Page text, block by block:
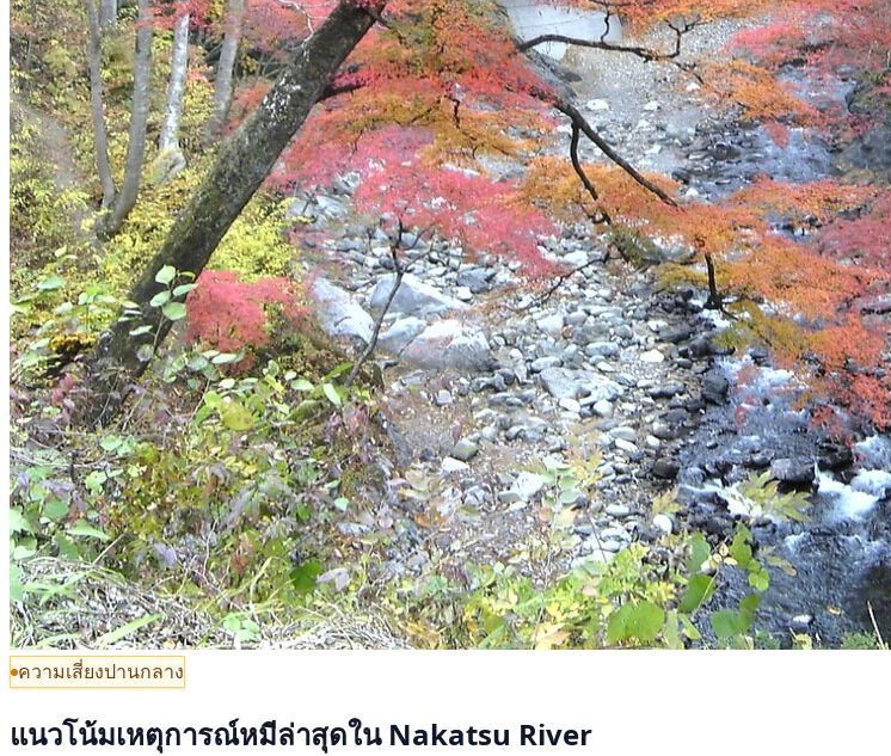
ความเสี่ยงปานกลาง
แนวโน้มเหตุการณ์หมีล่าสุดใน Nakatsu River